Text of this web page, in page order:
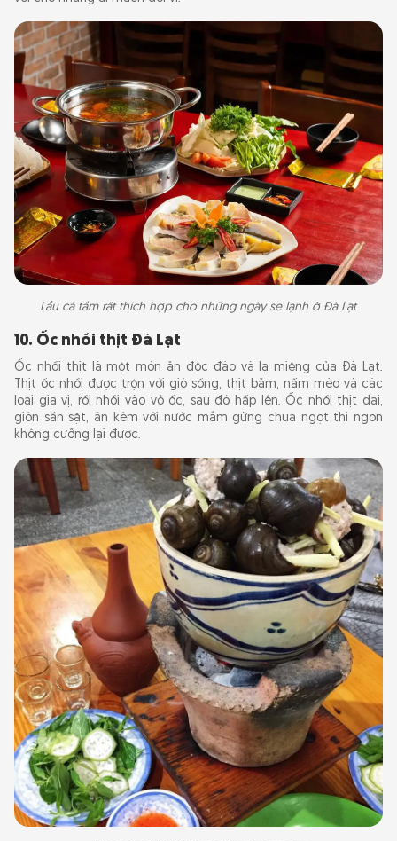
Lẩu cá tầm rất thích hợp cho những ngày se lạnh ở Đà Lạt
10. Ốc nhồi thịt Đà Lạt
Ốc nhồi thịt là một món ăn độc đáo và lạ miệng của Đà Lạt.
Thịt ốc nhồi được trộn với giò sống, thịt băm, nấm mèo và các
loại gia vị, rồi nhồi vào vỏ ốc, sau đó hấp lên. Ốc nhồi thịt dai,
giòn sần sật, ăn kèm với nước mắm gừng chua ngọt thì ngon
không cưỡng lại được.